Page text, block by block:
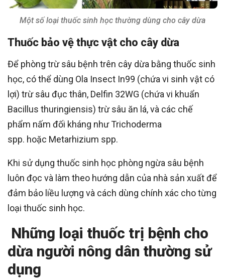
Một số loại thuốc sinh học thường dùng cho cây dừa
Thuốc bảo vệ thực vật cho cây dừa
Để phòng trừ sâu bệnh trên cây dừa bằng thuốc sinh
học, có thể dùng Ola Insect In99 (chứa vi sinh vật có
lợi) trừ sâu đục thân, Delfin 32WG (chứa vi khuẩn
Bacillus thuringiensis) trừ sâu ăn lá, và các chế
phẩm nấm đối kháng như Trichoderma
spp. hoặc Metarhizium spp.
Khi sử dụng thuốc sinh học phòng ngừa sâu bệnh
luôn đọc và làm theo hướng dẫn của nhà sản xuất để
đảm bảo liều lượng và cách dùng chính xác cho từng
loại thuốc sinh học.
Những loại thuốc trị bệnh cho
dừa người nông dân thường sử
dụng